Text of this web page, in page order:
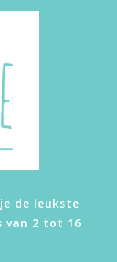
de leukste
van 2 tot 16